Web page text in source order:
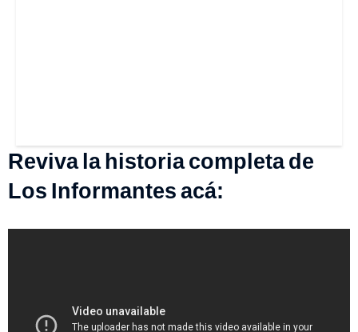
Reviva la historia completa de
Los Informantes acá: